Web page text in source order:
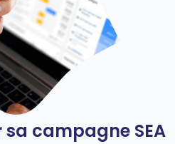
campagne SEA